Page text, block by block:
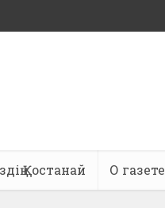
Қостанай О газете